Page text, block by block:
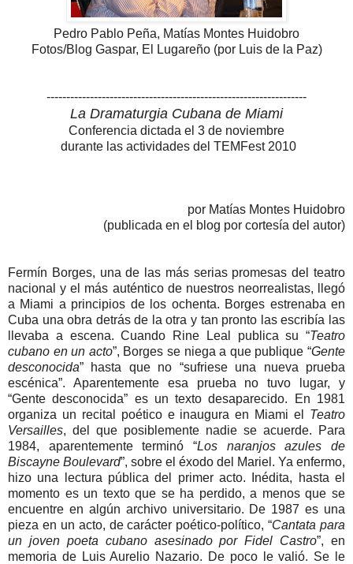
Pedro Pablo Peña, Matías Montes Huidobro
Fotos/Blog Gaspar, El Lugareño (por Luis de la Paz)
------------------------------------------------------------------
La Dramaturgia Cubana de Miami
Conferencia dictada el 3 de noviembre
durante las actividades del TEMFest 2010
por Matías Montes Huidobro
(publicada en el blog por cortesía del autor)
Fermín Borges, una de las más serias promesas del teatro
nacional y el más auténtico de nuestros neorrealistas, llegó
a Miami a principios de los ochenta. Borges estrenaba en
Cuba una obra detrás de la otra y tan pronto las escribía las
llevaba a escena. Cuando Rine Leal publica su “Teatro
cubano en un acto”, Borges se niega a que publique “Gente
desconocida” hasta que no “sufriese una nueva prueba
escénica”. Aparentemente esa prueba no tuvo lugar, y
“Gente desconocida” es un texto desaparecido. En 1981
organiza un recital poético e inaugura en Miami el Teatro
Versailles, del que posiblemente nadie se acuerde. Para
1984, aparentemente terminó “Los naranjos azules de
Biscayne Boulevard”, sobre el éxodo del Mariel. Ya enfermo,
hizo una lectura pública del primer acto. Inédita, hasta el
momento es un texto que se ha perdido, a menos que se
encuentre en algún archivo universitario. De 1987 es una
pieza en un acto, de carácter poético-político, “Cantata para
un joven poeta cubano asesinado por Fidel Castro”, en
memoria de Luis Aurelio Nazario. De poco le valió. Se le